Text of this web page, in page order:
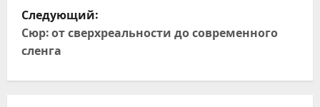
и
г
Следующий:
Сюр: от сверхреальности до современного
сленга